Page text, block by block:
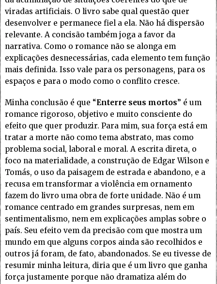
viradas artificiais. O livro sabe qual questão quer
desenvolver e permanece fiel a ela. Não há dispersão
relevante. A concisão também joga a favor da
narrativa. Como o romance não se alonga em
explicações desnecessárias, cada elemento tem função
mais definida. Isso vale para os personagens, para os
espaços e para o modo como o conflito cresce.
Minha conclusão é que “Enterre seus mortos” é um
romance rigoroso, objetivo e muito consciente do
efeito que quer produzir. Para mim, sua força está em
tratar a morte não como tema abstrato, mas como
problema social, laboral e moral. A escrita direta, o
foco na materialidade, a construção de Edgar Wilson e
Tomás, o uso da paisagem de estrada e abandono, e a
recusa em transformar a violência em ornamento
fazem do livro uma obra de forte unidade. Não é um
romance centrado em grandes surpresas, nem em
sentimentalismo, nem em explicações amplas sobre o
país. Seu efeito vem da precisão com que mostra um
mundo em que alguns corpos ainda são recolhidos e
outros já foram, de fato, abandonados. Se eu tivesse de
resumir minha leitura, diria que é um livro que ganha
força justamente porque não dramatiza além do